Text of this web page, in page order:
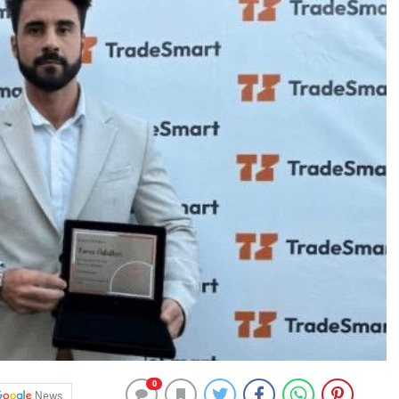
News
0